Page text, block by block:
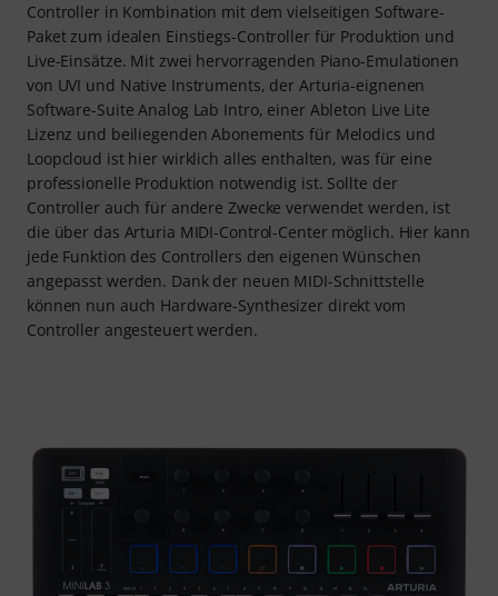
Controller in Kombination mit dem vielseitigen Software-
Paket zum idealen Einstiegs-Controller für Produktion und
Live-Einsätze. Mit zwei hervorragenden Piano-Emulationen
von UVI und Native Instruments, der Arturia-eignenen
Software-Suite Analog Lab Intro, einer Ableton Live Lite
Lizenz und beiliegenden Abonements für Melodics und
Loopcloud ist hier wirklich alles enthalten, was für eine
professionelle Produktion notwendig ist. Sollte der
Controller auch für andere Zwecke verwendet werden, ist
die über das Arturia MIDI-Control-Center möglich. Hier kann
jede Funktion des Controllers den eigenen Wünschen
angepasst werden. Dank der neuen MIDI-Schnittstelle
können nun auch Hardware-Synthesizer direkt vom
Controller angesteuert werden.